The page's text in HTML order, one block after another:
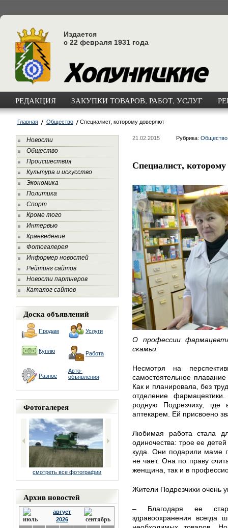
Издается
с 22 февраля 1931 года
РЕДАКЦИЯ ЗАКУПКИ ТОВАРОВ, РАБОТ, УСЛУГ
Главная Общество Специалист, которому доверяют
Новости
Общество
Происшествия
Культура и искусство
Экономика
Политика
Спорт
Кроме того
Интервью
Краеведение
Фотогалерея
Информер новостей
Рейтинг сайтов
Новости партнеров
Каталог сайтов
Доска объявлений
Продам Услуги
Куплю Работа
Разное
Авто-
объявления
Фотогалерея
смотреть все фотографии
Архив новостей
август
2026
21.02.2015 Рубрика: Общество
Специалист,
О профессии
скамьи.
Несмотря на
самостоятельное
Как и планировала, без
отделение
родную Подрезчиху, где
аптекарем. Ей присвоено
Любимая работа стала
одиночества: трое ее детей
куда. Они подарили маме
не чает. Она по праву
женщина, так и в
Жители Подрезчихи очень
– Благодаря ее
здравоохранения всегда